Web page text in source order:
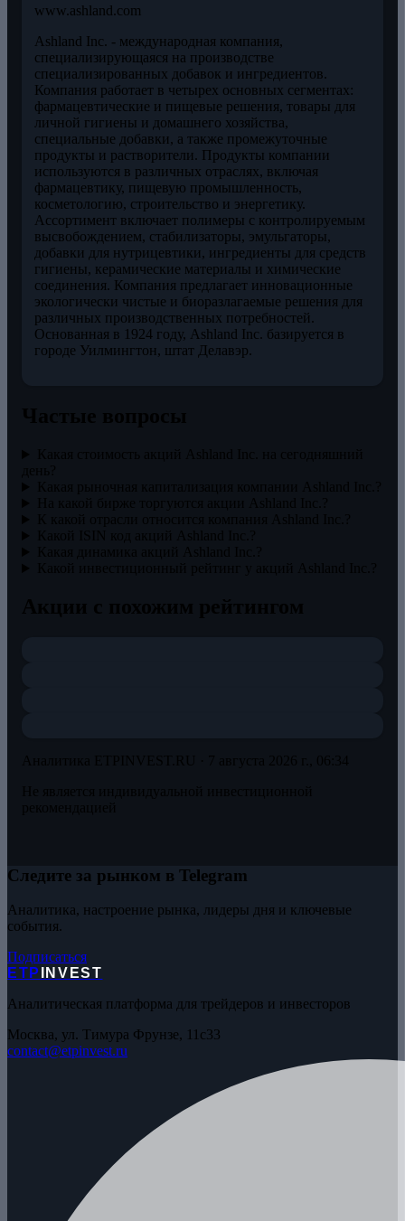
www.ashland.com
Ashland Inc. - международная компания,
специализирующаяся на производстве
специализированных добавок и ингредиентов.
Компания работает в четырех основных сегментах:
фармацевтические и пищевые решения, товары для
личной гигиены и домашнего хозяйства,
специальные добавки, а также промежуточные
продукты и растворители. Продукты компании
используются в различных отраслях, включая
фармацевтику, пищевую промышленность,
косметологию, строительство и энергетику.
Ассортимент включает полимеры с контролируемым
высвобождением, стабилизаторы, эмульгаторы,
добавки для нутрицевтики, ингредиенты для средств
гигиены, керамические материалы и химические
соединения. Компания предлагает инновационные
экологически чистые и биоразлагаемые решения для
различных производственных потребностей.
Основанная в 1924 году, Ashland Inc. базируется в
городе Уилмингтон, штат Делавэр.
Следите за рынком в Telegram
Аналитика, настроение рынка, лидеры дня и ключевые
события.
Подписаться
ETP
INVEST
Аналитическая платформа для трейдеров и инвесторов
Москва, ул. Тимура Фрунзе, 11с33
contact@etpinvest.ru